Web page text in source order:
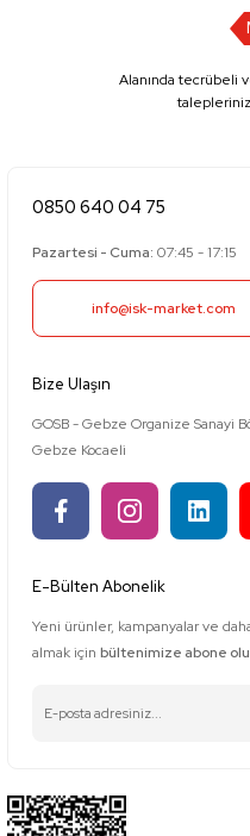
Alanında tecrübeli
0850 640 04 75
Pazartesi - Cuma: 07:45 - 17:15
info@isk-market.com
Bize Ulaşın
GOSB - Gebze Organize Sanayi
Gebze Kocaeli
E-Bülten Abonelik
Yeni ürünler, kampanyalar ve
almak için bültenimize abone